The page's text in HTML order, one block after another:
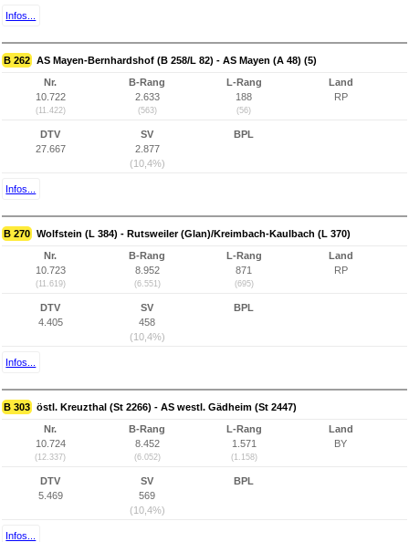
Infos...
B 262 AS Mayen-Bernhardshof (B 258/L 82) - AS Mayen (A 48) (5)
Nr.
10.722
(11.422)
B-Rang
2.633
(563)
L-Rang
188
(56)
Land
RP
DTV
27.667
SV
2.877
(10,4%)
BPL
Infos...
B 270 Wolfstein (L 384) - Rutsweiler (Glan)/Kreimbach-Kaulbach (L 370)
Nr.
10.723
(11.619)
B-Rang
8.952
(6.551)
L-Rang
871
(695)
Land
RP
DTV
4.405
SV
458
(10,4%)
BPL
Infos...
B 303 östl. Kreuzthal (St 2266) - AS westl. Gädheim (St 2447)
Nr.
10.724
(12.337)
B-Rang
8.452
(6.052)
L-Rang
1.571
(1.158)
Land
BY
DTV
5.469
SV
569
(10,4%)
BPL
Infos...